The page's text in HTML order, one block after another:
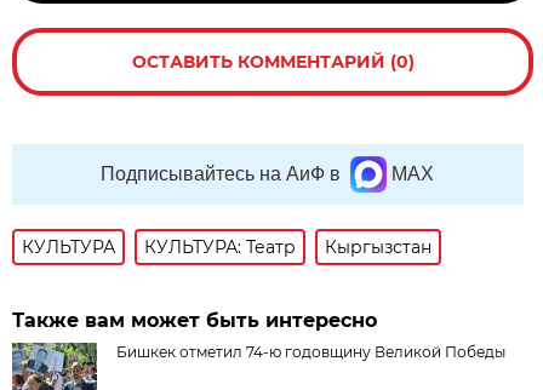
ОСТАВИТЬ КОММЕНТАРИЙ (0)
Подписывайтесь на АиФ в MAX
КУЛЬТУРА КУЛЬТУРА: Театр Кыргызстан
Также вам может быть интересно
Бишкек отметил 74-ю годовщину Великой Победы